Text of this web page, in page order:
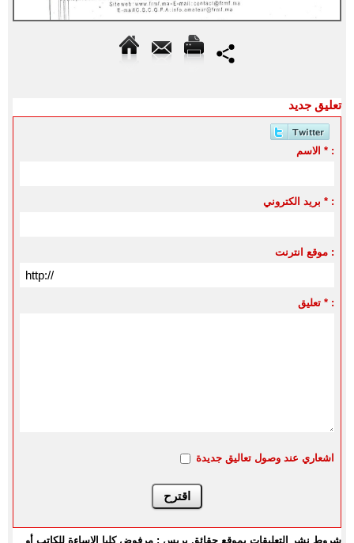
تعليق جديد
الاسم * :
بريد الكتروني * :
موقع انترنت :
تعليق * :
اشعاري عند وصول تعاليق جديدة
شروط نشر التعليقات بموقع حقائق بريس : مرفوض كليا الإساءة للكاتب أو